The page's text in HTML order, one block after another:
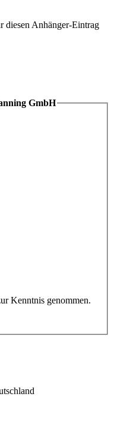
diesen Anhänger-Eintrag
GmbH
Kenntnis genommen.